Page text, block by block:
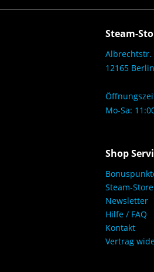
Steam-
Albrechtstr.
12165 Berlin
Mo-Sa:
Shop
Steam-
Newsletter
Hilfe / FAQ
Kontakt
Vertrag